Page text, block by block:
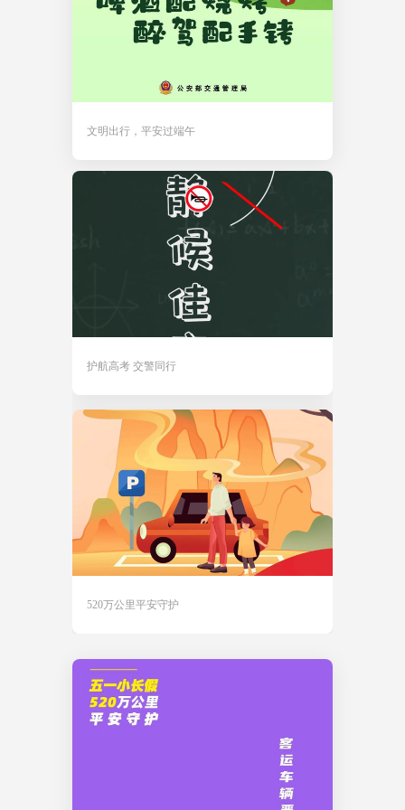
文明出行，平安过端午
护航高考 交警同行
520万公里平安守护